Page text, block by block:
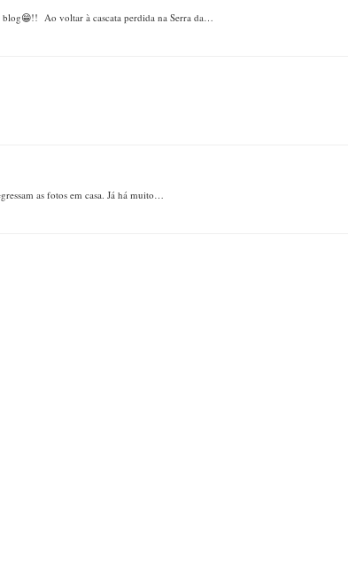
Ao voltar à cascata perdida na Serra da…
as fotos em casa. Já há muito…